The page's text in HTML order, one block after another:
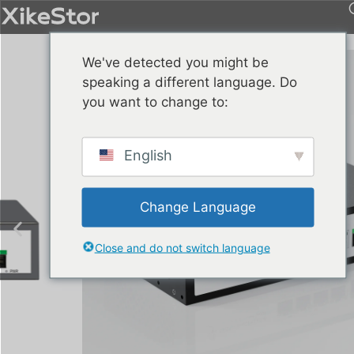
We've detected you might be
speaking a different language. Do
you want to change to:
English
Change Language
Close and do not switch language